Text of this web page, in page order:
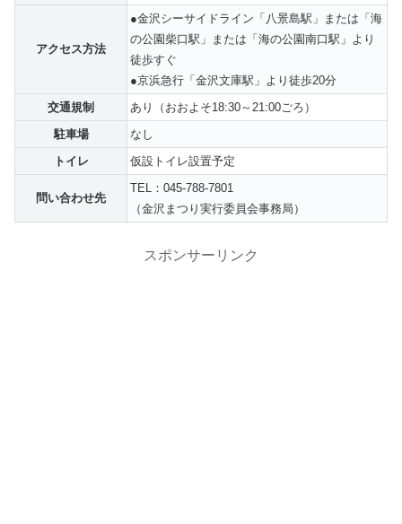
アクセス方法
●金沢シーサイドライン「八景島駅」または「海
の公園柴口駅」または「海の公園南口駅」より
徒歩すぐ
●京浜急行「金沢文庫駅」より徒歩20分
交通規制
あり（おおよそ18:30～21:00ごろ）
駐車場
なし
トイレ
仮設トイレ設置予定
問い合わせ先
TEL：045-788-7801
（金沢まつり実行委員会事務局）
スポンサーリンク